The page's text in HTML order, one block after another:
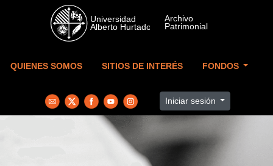
Skip to main content
QUIENES SOMOS SITIOS DE INTERÉS FONDOS
Iniciar sesión